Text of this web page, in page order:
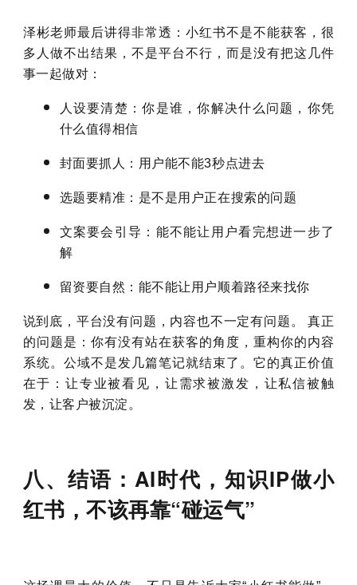
泽彬老师最后讲得非常透： 小红书不是不能获客，很
多人做不出结果，不是平台不行，而是没有把这几件
事一起做对：
人设要清楚：你是谁，你解决什么问题，你凭
什么值得相信
封面要抓人：用户能不能3秒点进去
选题要精准：是不是用户正在搜索的问题
文案要会引导：能不能让用户看完想进一步了
解
留资要自然：能不能让用户顺着路径来找你
说到底，平台没有问题，内容也不一定有问题。 真正
的问题是：你有没有站在获客的角度，重构你的内容
系统。 公域不是发几篇笔记就结束了。它的真正价值
在于：让专业被看见，让需求被激发，让私信被触
发，让客户被沉淀。
八、结语：AI时代，知识IP做小
红书，不该再靠“碰运气”